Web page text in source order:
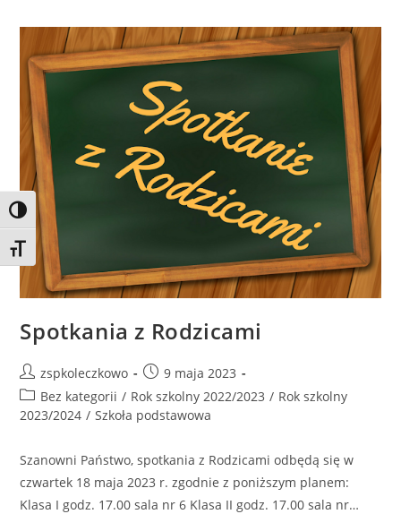
Toggle High Contrast
Toggle Font size
Spotkania z Rodzicami
zspkoleczkowo
9 maja 2023
Bez kategorii / Rok szkolny 2022/2023 / Rok szkolny
2023/2024 / Szkoła podstawowa
Szanowni Państwo, spotkania z Rodzicami odbędą się w
czwartek 18 maja 2023 r. zgodnie z poniższym planem:
Klasa I godz. 17.00 sala nr 6 Klasa II godz. 17.00 sala nr…